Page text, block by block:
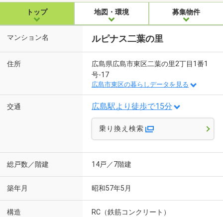
トップ 地図・環境 募集物件
マンション名 ルピナス二葉の里
住所
広島県広島市東区二葉の里2丁目1番1
号-17
広島市東区の暮らしデータを見る
交通 広島駅より徒歩で15分
乗り換え検索
総戸数／階建 14戸／7階建
築年月 昭和57年5月
構造 RC（鉄筋コンクリート）